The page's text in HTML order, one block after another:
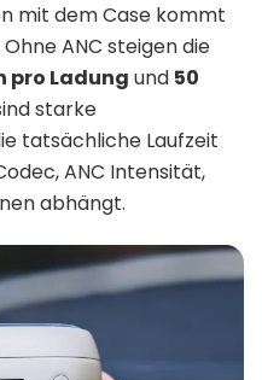
mit dem Case kommt
Ohne ANC steigen die
pro Ladung und 50
starke
tatsächliche Laufzeit
ANC Intensität,
abhängt.